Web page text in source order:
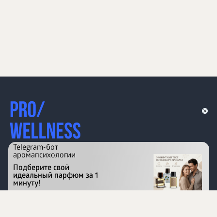
Перейти на сайт
Telegram-бот
аромапсихологии
Подберите свой
идеальный парфюм за 1
минуту!